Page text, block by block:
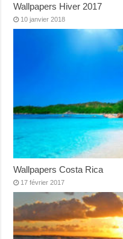
Wallpapers Hiver 2017
10 janvier 2018
Wallpapers Costa Rica
17 février 2017